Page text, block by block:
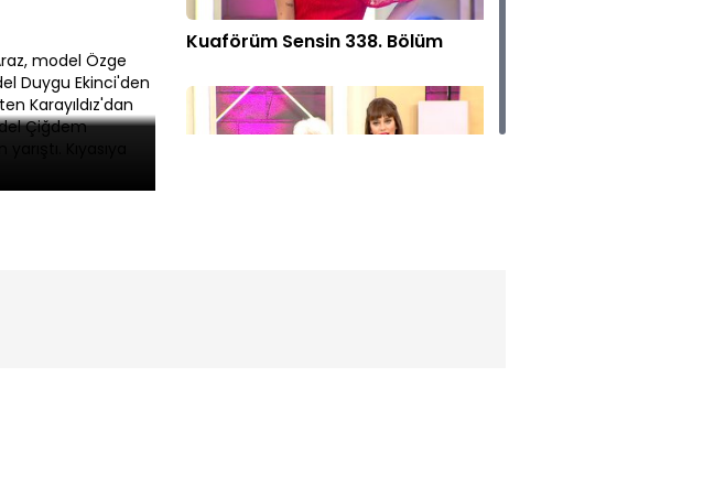
model Özge
Duygu Ekinci'den
Karayıldız'dan
Çiğdem
Kıyasıya
Kuaförüm Sensin 338. Bölüm